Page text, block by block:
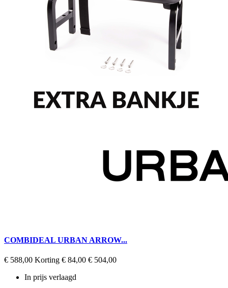
COMBIDEAL URBAN ARROW...
Regular
€ 588,00 Korting € 84,00 Prijs
€ 504,00
In prijs verlaagd